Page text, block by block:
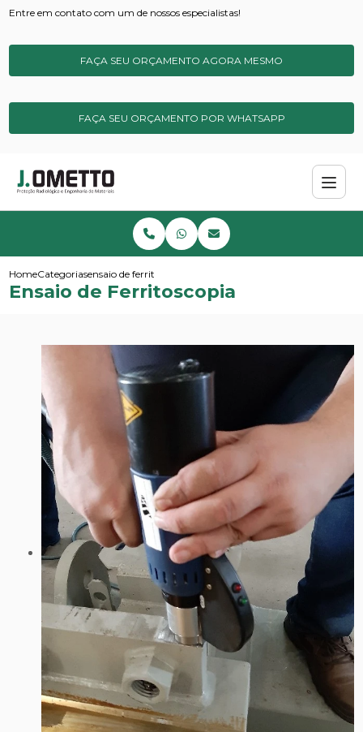
Entre em contato com um de nossos especialistas!
FAÇA SEU ORÇAMENTO AGORA MESMO
FAÇA SEU ORÇAMENTO POR WHATSAPP
HomeCategoriasensaio de ferritoscopia
Ensaio de Ferritoscopia